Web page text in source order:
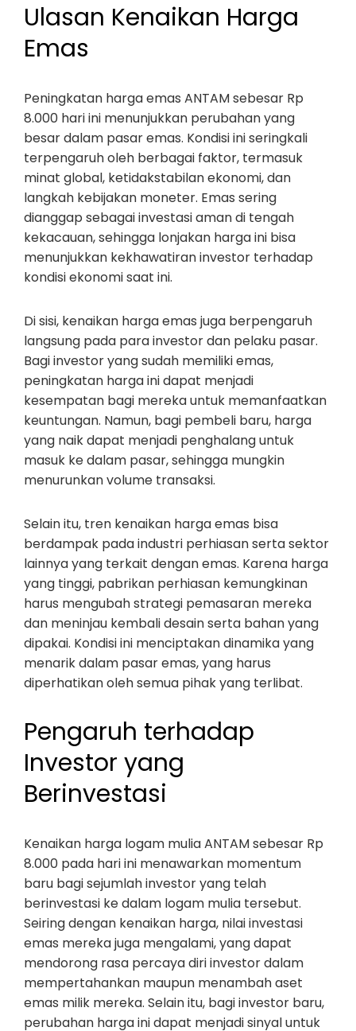
Ulasan Kenaikan Harga
Emas
Peningkatan harga emas ANTAM sebesar Rp
8.000 hari ini menunjukkan perubahan yang
besar dalam pasar emas. Kondisi ini seringkali
terpengaruh oleh berbagai faktor, termasuk
minat global, ketidakstabilan ekonomi, dan
langkah kebijakan moneter. Emas sering
dianggap sebagai investasi aman di tengah
kekacauan, sehingga lonjakan harga ini bisa
menunjukkan kekhawatiran investor terhadap
kondisi ekonomi saat ini.
Di sisi, kenaikan harga emas juga berpengaruh
langsung pada para investor dan pelaku pasar.
Bagi investor yang sudah memiliki emas,
peningkatan harga ini dapat menjadi
kesempatan bagi mereka untuk memanfaatkan
keuntungan. Namun, bagi pembeli baru, harga
yang naik dapat menjadi penghalang untuk
masuk ke dalam pasar, sehingga mungkin
menurunkan volume transaksi.
Selain itu, tren kenaikan harga emas bisa
berdampak pada industri perhiasan serta sektor
lainnya yang terkait dengan emas. Karena harga
yang tinggi, pabrikan perhiasan kemungkinan
harus mengubah strategi pemasaran mereka
dan meninjau kembali desain serta bahan yang
dipakai. Kondisi ini menciptakan dinamika yang
menarik dalam pasar emas, yang harus
diperhatikan oleh semua pihak yang terlibat.
Pengaruh terhadap
Investor yang
Berinvestasi
Kenaikan harga logam mulia ANTAM sebesar Rp
8.000 pada hari ini menawarkan momentum
baru bagi sejumlah investor yang telah
berinvestasi ke dalam logam mulia tersebut.
Seiring dengan kenaikan harga, nilai investasi
emas mereka juga mengalami, yang dapat
mendorong rasa percaya diri investor dalam
mempertahankan maupun menambah aset
emas milik mereka. Selain itu, bagi investor baru,
perubahan harga ini dapat menjadi sinyal untuk